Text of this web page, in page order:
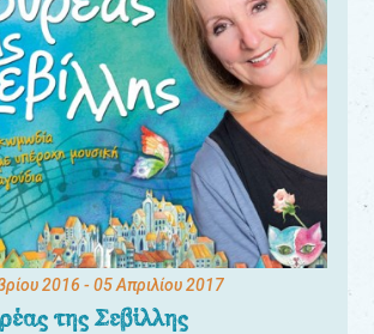
2016 - 05 Απριλίου 2017
της Σεβίλλης